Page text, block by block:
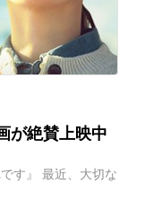
が絶賛上映中
す』 最近、大切な